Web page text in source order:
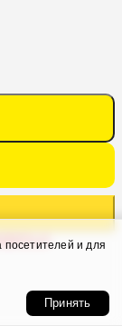
и
посетителей и для
Принять